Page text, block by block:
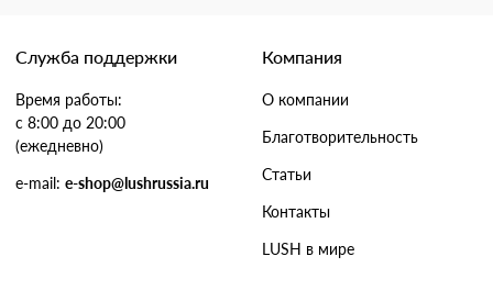
Служба поддержки
Время работы:
с 8:00 до 20:00
(ежедневно)
e-mail: e-shop@lushrussia.ru
Компания
О компании
Благотворительность
Статьи
Контакты
LUSH в мире